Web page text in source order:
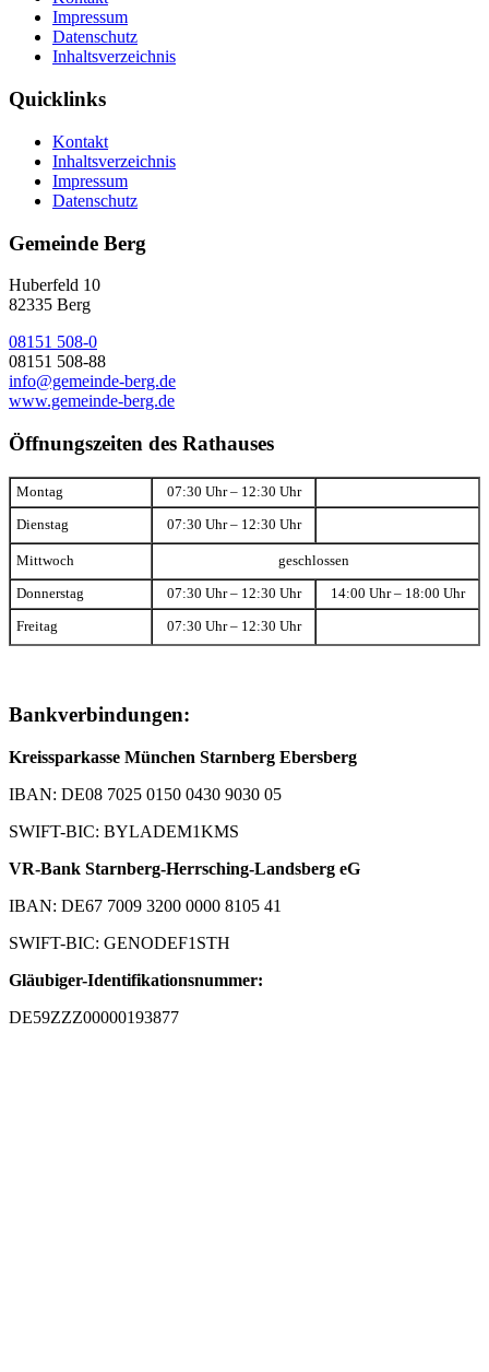
Impressum
Datenschutz
Inhaltsverzeichnis
Quicklinks
Kontakt
Inhaltsverzeichnis
Impressum
Datenschutz
Gemeinde Berg
Huberfeld 10
82335 Berg
08151 508-0
08151 508-88
info@gemeinde-berg.de
www.gemeinde-berg.de
Öffnungszeiten des Rathauses
Montag 07:30 Uhr – 12:30 Uhr
Dienstag 07:30 Uhr – 12:30 Uhr
Mittwoch geschlossen
Donnerstag 07:30 Uhr – 12:30 Uhr 14:00 Uhr – 18:00 Uhr
Freitag 07:30 Uhr – 12:30 Uhr
Bankverbindungen:
Kreissparkasse München Starnberg Ebersberg
IBAN: DE08 7025 0150 0430 9030 05
SWIFT-BIC: BYLADEM1KMS
VR-Bank Starnberg-Herrsching-Landsberg eG
IBAN: DE67 7009 3200 0000 8105 41
SWIFT-BIC: GENODEF1STH
Gläubiger-Identifikationsnummer:
DE59ZZZ00000193877